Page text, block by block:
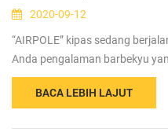
2020-09-12
“AIRPOLE” kipas sedang
Anda pengalaman barbekyu
musim panas untuk
berminyak dan berkeringat.
BACA LEBIH LAJUT